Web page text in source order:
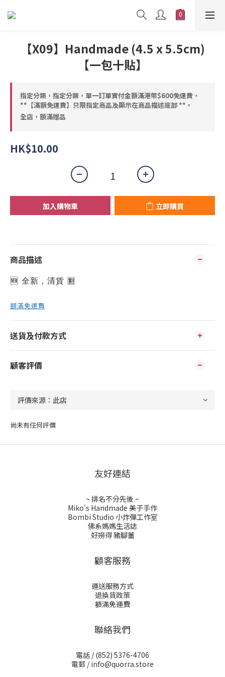
【X09】Handmade (4.5 x 5.5cm)
【一包十貼】
指定分類，指定分類，單一訂單實付金額滿港幣$600免運費，
**【滿額免運費】只限指定商品及顯示在商品描述底部 **。
全店，額滿贈品
HK$10.00
加入購物車 立即購買
商品描述
🆕 全新，清貨 🈹️
額滿免運費
送貨及付款方式
顧客評價
尚未有任何評價
友好連結
~ 排名不分先後 ~
Miko's Handmade 美子手作
Bombi Studio 小炸彈工作室
佛系媽媽生活誌
好撈得 豬腳薑
顧客服務
運送服務方式
退換貨政策
額滿免運費
聯絡我們
電話 /(852) 5376-4706
電郵 /info@quorra.store